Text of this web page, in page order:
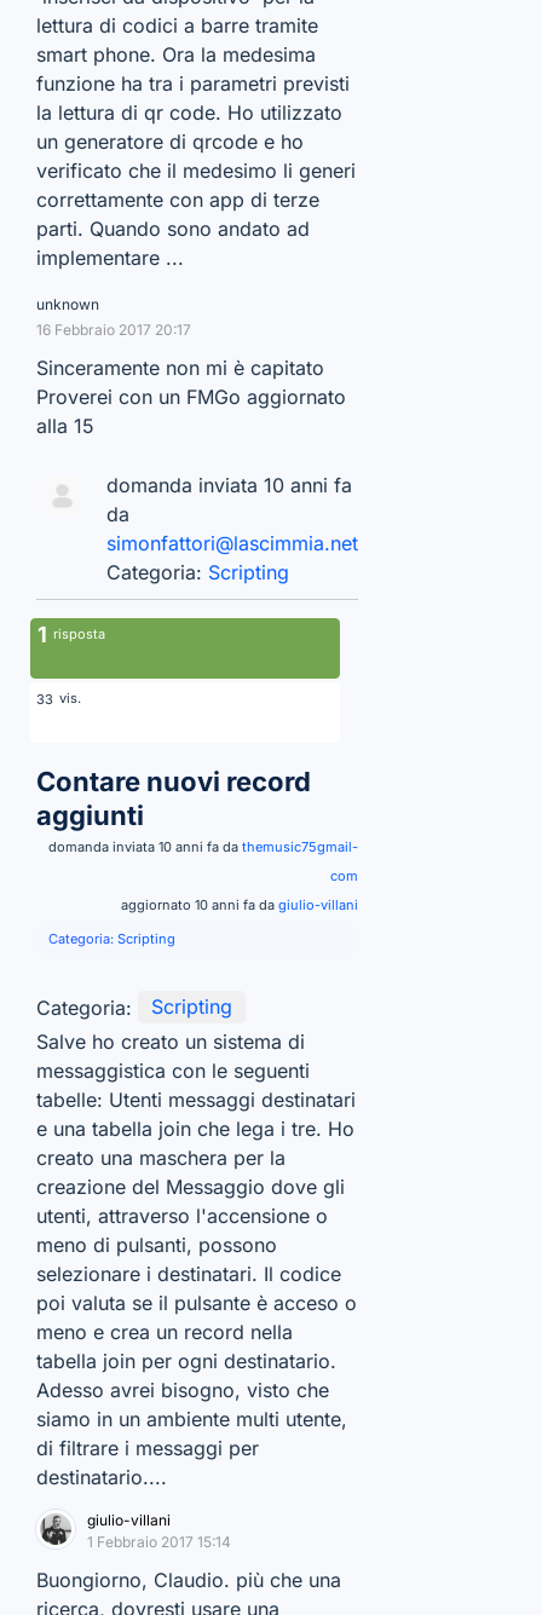
lettura di codici a barre tramite
smart phone. Ora la medesima
funzione ha tra i parametri previsti
la lettura di qr code. Ho utilizzato
un generatore di qrcode e ho
verificato che il medesimo li generi
correttamente con app di terze
parti. Quando sono andato ad
implementare ...
unknown
16 Febbraio 2017 20:17
Sinceramente non mi è capitato
Proverei con un FMGo aggiornato
alla 15
domanda inviata 10 anni fa
da
simonfattori@lascimmia.net
Categoria: Scripting
1 risposta
33 vis.
Contare nuovi record
aggiunti
domanda inviata 10 anni fa da themusic75gmail-
com
aggiornato 10 anni fa da giulio-villani
Categoria: Scripting
Categoria:
Scripting
Salve ho creato un sistema di
messaggistica con le seguenti
tabelle: Utenti messaggi destinatari
e una tabella join che lega i tre. Ho
creato una maschera per la
creazione del Messaggio dove gli
utenti, attraverso l'accensione o
meno di pulsanti, possono
selezionare i destinatari. Il codice
poi valuta se il pulsante è acceso o
meno e crea un record nella
tabella join per ogni destinatario.
Adesso avrei bisogno, visto che
siamo in un ambiente multi utente,
di filtrare i messaggi per
destinatario....
giulio-villani
1 Febbraio 2017 15:14
Buongiorno, Claudio. più che una
ricerca, dovresti usare una